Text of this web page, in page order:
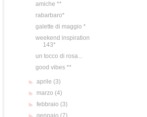
amiche **
rabarbaro*
galette di maggio *
weekend inspiration
143*
un tocco di rosa...
good vibes **
►aprile (3)
► marzo (4)
►febbraio (3)
►gennaio (7)